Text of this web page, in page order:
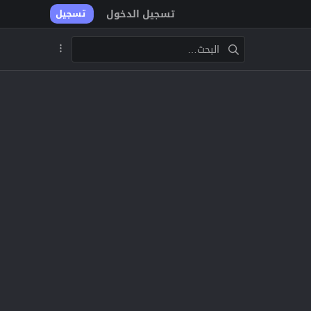
تسجيل الدخول تسجيل